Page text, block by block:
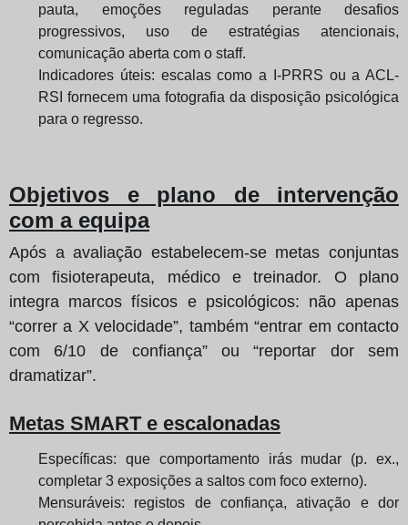
pauta, emoções reguladas perante desafios
progressivos, uso de estratégias atencionais,
comunicação aberta com o staff.
Indicadores úteis: escalas como a I-PRRS ou a ACL-
RSI fornecem uma fotografia da disposição psicológica
para o regresso.
Objetivos e plano de intervenção
com a equipa
Após a avaliação estabelecem-se metas conjuntas
com fisioterapeuta, médico e treinador. O plano
integra marcos físicos e psicológicos: não apenas
“correr a X velocidade”, também “entrar em contacto
com 6/10 de confiança” ou “reportar dor sem
dramatizar”.
Metas SMART e escalonadas
Específicas: que comportamento irás mudar (p. ex.,
completar 3 exposições a saltos com foco externo).
Mensuráveis: registos de confiança, ativação e dor